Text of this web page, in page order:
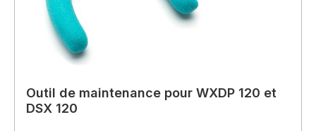
Outil de maintenance pour WXDP 120 et
DSX 120